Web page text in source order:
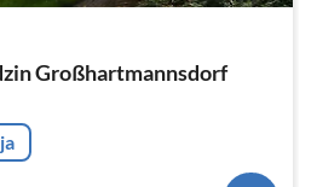
Großhartmannsdorf